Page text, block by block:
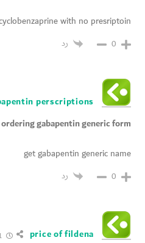
with no presriptoin
0 رد
perscriptions
ordering gabapentin generic form
get gabapentin generic name
0 رد
price of fildena 11 شهور